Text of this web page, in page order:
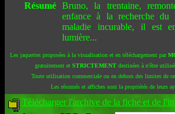
Résumé Bruno, la trentaine,
enfance à la recherche du
maladie incurable, il est
lumière...
Les jaquettes proposées à la visualisation et en téléchargement par
gratuitement et STRICTEMENTdestinées à n'être
Toute utilisation commerciale ou en dehors des limites de
Les résumés et affiches sont la propriétés de leurs
Télécharger l'archive de la fiche et de